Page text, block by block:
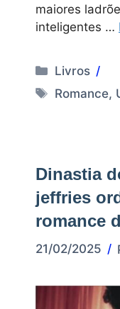
maiores
inteligentes …
Categorias
Livros
Tags
Romance,
Dinastia
jeffries
romance
21/02/2025